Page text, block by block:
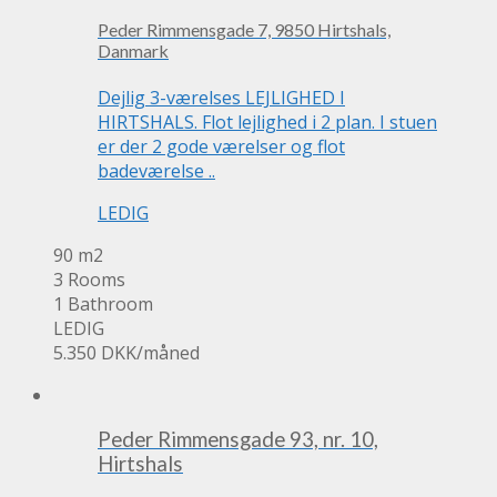
Peder Rimmensgade 7, 9850 Hirtshals,
Danmark
Dejlig 3-værelses LEJLIGHED I
HIRTSHALS. Flot lejlighed i 2 plan. I stuen
er der 2 gode værelser og flot
badeværelse ..
LEDIG
90 m2
3 Rooms
1 Bathroom
LEDIG
5.350 DKK/måned
Peder Rimmensgade 93, nr. 10,
Hirtshals